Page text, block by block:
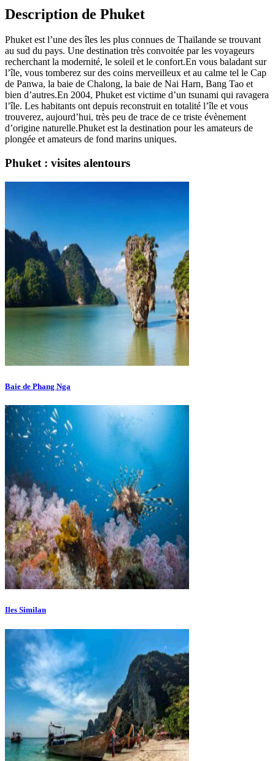
Description de Phuket
Phuket est l’une des îles les plus connues de Thaïlande se trouvant
au sud du pays. Une destination très convoitée par les voyageurs
recherchant la modernité, le soleil et le confort.En vous baladant sur
l’île, vous tomberez sur des coins merveilleux et au calme tel le Cap
de Panwa, la baie de Chalong, la baie de Nai Harn, Bang Tao et
bien d’autres.En 2004, Phuket est victime d’un tsunami qui ravagera
l’île. Les habitants ont depuis reconstruit en totalité l’île et vous
trouverez, aujourd’hui, très peu de trace de ce triste évènement
d’origine naturelle.Phuket est la destination pour les amateurs de
plongée et amateurs de fond marins uniques.
Phuket : visites alentours
Baie de Phang Nga
Iles Similan